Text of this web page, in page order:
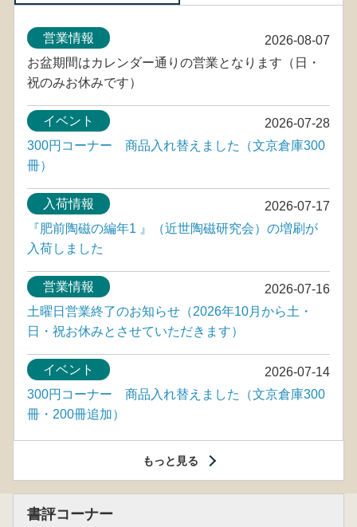
2026-08-07
営業情報
お盆期間はカレンダー通りの営業となります（日・
祝のみお休みです）
2026-07-28
イベント
300円コーナー 商品入れ替えました（文京倉庫300
冊）
2026-07-17
入荷情報
『肥前陶磁の編年1 』（近世陶磁研究会）の増刷が
入荷しました
2026-07-16
営業情報
土曜日営業終了のお知らせ（2026年10月から土・
日・祝お休みとさせていただきます）
2026-07-14
イベント
300円コーナー 商品入れ替えました（文京倉庫300
冊・200冊追加）
もっと見る
書評コーナー